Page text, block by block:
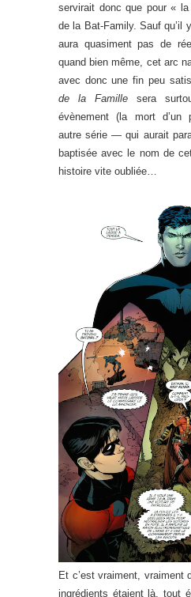
servirait donc que pour «
de la Bat-Family. Sauf qu’il
aura quasiment pas de
quand bien même, cet arc
avec donc une fin peu
de la Famillesera
évènement (la mort d’un
autre série — qui aurait
baptisée avec le nom de
histoire vite oubliée…
Et c’est vraiment, vraiment
ingrédients étaient là, tout